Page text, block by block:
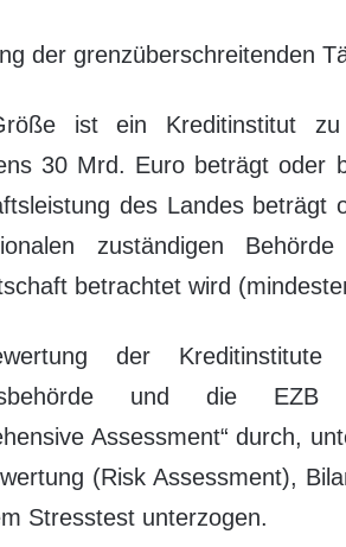
der grenzüberschreitenden
ist ein Kreditinstitut
30 Mrd. Euro beträgt oder
des Landes beträgt
zuständigen
betrachtet wird
der
und die EZB
Assessment“ durch,
(Risk Assessment),
Stresstest unterzogen.